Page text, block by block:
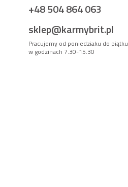
+48 504 864 063
sklep@karmybrit.pl
Pracujemy od poniedziaku do piątku
w godzinach 7.30-15.30